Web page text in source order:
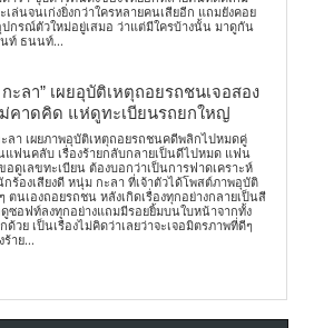
เล่นจนเก่งยิ่งกว่าใครหลายคนเสียอีก แถมยังคอย
ปกรณ์ตัวใหม่อยู่เสมอ ว่าแต่มีใครบ้างนั้น มาดูกัน
นท์ ธนนท์...
ะลา” เผยอุบัติเหตุถอยรถชนเจอสอง
ม่คาดคิด แห่ดูทะเบียนรถยกใหญ่
ลา เผยภาพอุบัติเหตุถอยรถชนคดีพลิกไปหมดคู่
แฟนคลับ เรื่องร้ายกลับกลายเป็นดีไปหมด แฟน
ดูเลขทะเบียน ต้องบอกว่าเป็นการฟาดเคราะห์
ร้องเสียงดี หนุ่ม กะลา ที่เจ้าตัวได้โพสต์ภาพอุบัติ
ตนเองถอยรถชน หลังเกิดเรื่องทุกอย่างกลายเป็นสี
ซอฟท์ลงทุกอย่างแถมมีรอยยิ้มบนใบหน้าจากทั้ง
ด้วย เป็นเรื่องไม่คิดว่าเลยว่าจะเจอมิตรภาพที่ดีๆ
ร้าย...